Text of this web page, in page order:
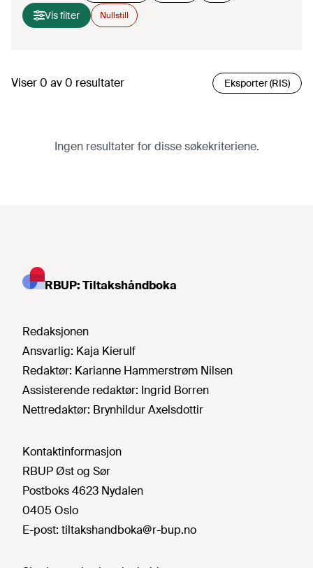
Vis filter Nullstill
Viser0 av0 resultater Eksporter (RIS)
Ingen resultater for disse søkekriteriene.
RBUP: Tiltakshåndboka
Redaksjonen
Ansvarlig: Kaja Kierulf
Redaktør: Karianne Hammerstrøm Nilsen
Assisterende redaktør: Ingrid Borren
Nettredaktør: Brynhildur Axelsdottir
Kontaktinformasjon
RBUP Øst og Sør
Postboks 4623 Nydalen
0405 Oslo
E-post: tiltakshandboka@r-bup.no